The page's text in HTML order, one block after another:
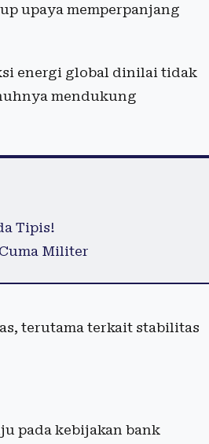
upaya memperpanjang
energi global dinilai tidak
mendukung
Tipis!
Militer
terutama terkait stabilitas
pada kebijakan bank